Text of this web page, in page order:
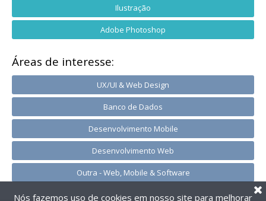
Ilustração
Adobe Photoshop
Áreas de interesse:
UX/UI & Web Design
Banco de Dados
Desenvolvimento Mobile
Desenvolvimento Web
Outra - Web, Mobile & Software
Nós fazemos uso de cookies em nosso site para melhorar